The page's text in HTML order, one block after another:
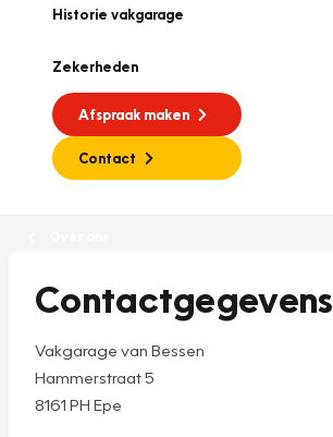
Historie vakgarage
Zekerheden
Afspraak maken
Contact
Contactgegevens
Vakgarage van Bessen
Hammerstraat 5
8161 PH Epe